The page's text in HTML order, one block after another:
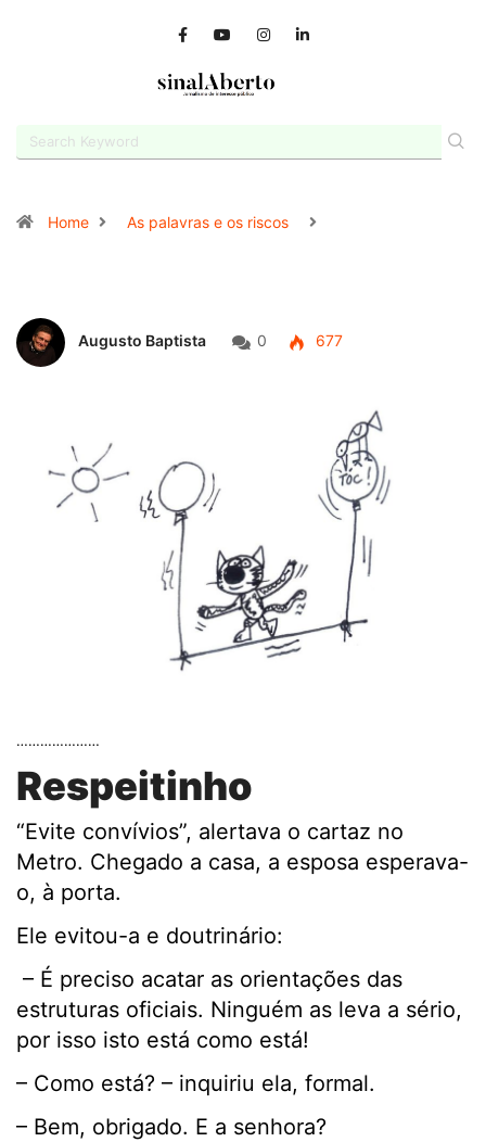
Home As palavras e os riscos
Augusto Baptista 0 677
…………………
Respeitinho
“Evite convívios”, alertava o cartaz no
Metro. Chegado a casa, a esposa esperava-
o, à porta.
Ele evitou-a e doutrinário:
– É preciso acatar as orientações das
estruturas oficiais. Ninguém as leva a sério,
por isso isto está como está!
– Como está? – inquiriu ela, formal.
– Bem, obrigado. E a senhora?